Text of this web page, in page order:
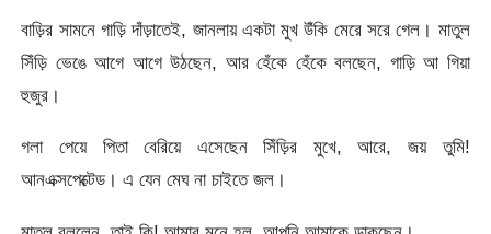
বাড়ির সামনে গাড়ি দাঁড়াতেই, জানলায় একটা মুখ উঁকি মেরে সরে গেল। মাতুল
সিঁড়ি ভেঙে আগে আগে উঠছেন, আর হেঁকে হেঁকে বলছেন, গাড়ি আ গিয়া
হুজুর।
গলা পেয়ে পিতা বেরিয়ে এসেছেন সিঁড়ির মুখে, আরে, জয় তুমি!
আনএক্সপেক্টেড। এ যেন মেঘ না চাইতে জল।